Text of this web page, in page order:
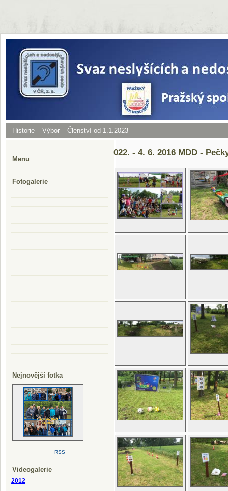
Historie Výbor Členství od 1.1.2023
022. - 4. 6. 2016 MDD -
Menu
Fotogalerie
Nejnovější fotka
RSS
Videogalerie
2012